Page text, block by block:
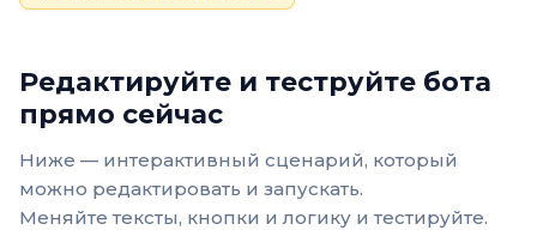
Редактируйте и теструйте бота
прямо сейчас
Ниже — интерактивный сценарий, который
можно редактировать и запускать.
Меняйте тексты, кнопки и логику и тестируйте.